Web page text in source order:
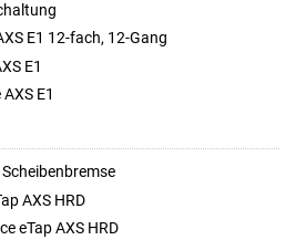
E1 12-fach, 12-Gang
E1
E1
AXS HRD
eTap AXS HRD